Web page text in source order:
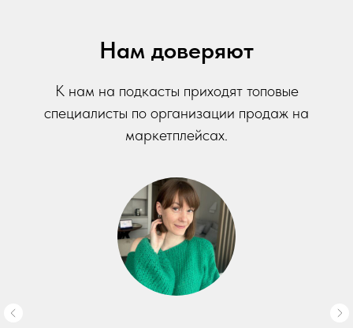
Нам доверяют
К нам на подкасты приходят топовые
специалисты по организации продаж на
маркетплейсах.